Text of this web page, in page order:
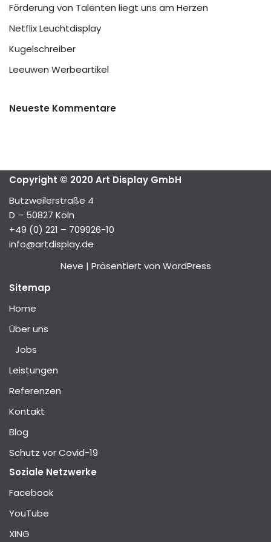
Förderung von Talenten liegt uns am Herzen
Netflix Leuchtdisplay
Kugelschreiber
Leeuwen Werbeartikel
Neueste Kommentare
Copyright © 2020 Art Display GmbH
Butzweilerstraße 4
D – 50827 Köln
+49 (0) 221 – 709926-10
info@artdisplay.de
Neve | Präsentiert von WordPress
Sitemap
Home
Über uns
Jobs
Leistungen
Referenzen
Kontakt
Blog
Schutz vor Covid-19
Soziale Netzwerke
Facebook
YouTube
XING